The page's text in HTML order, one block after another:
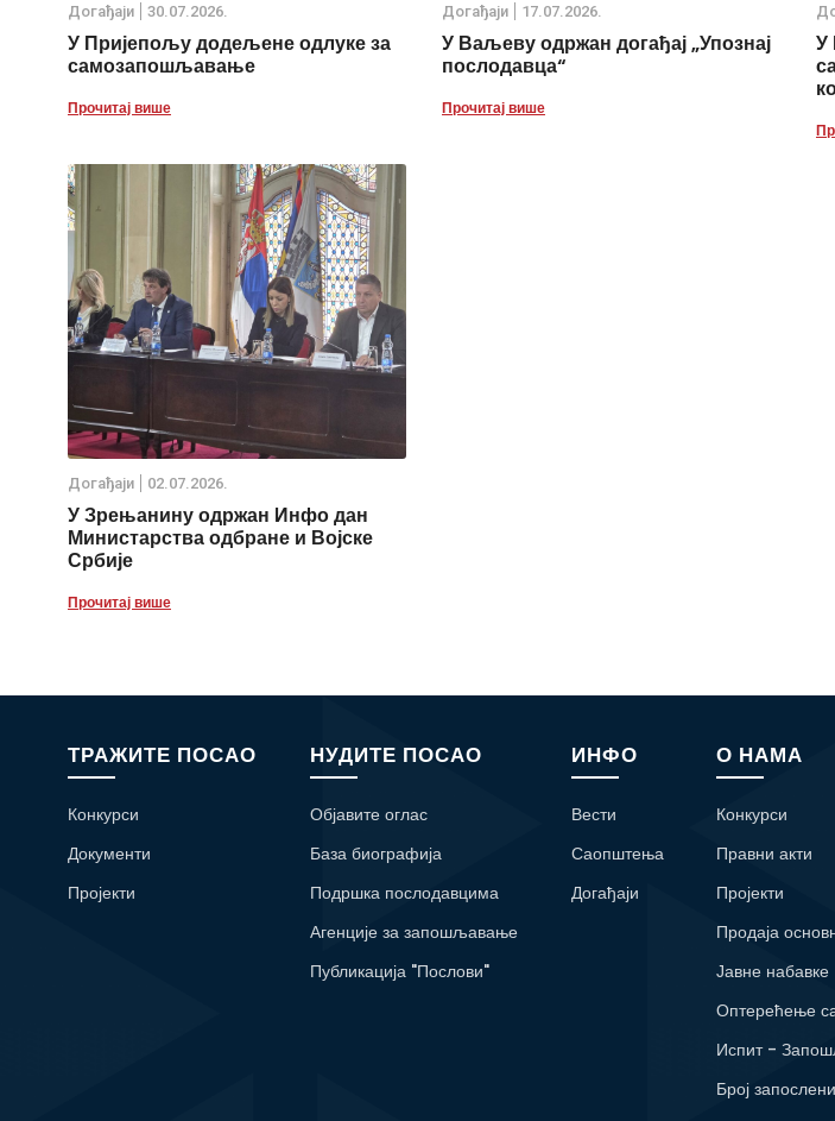
Дoгађаjи 30.07.2026.
У Пријепољу додељене одлуке за
самозапошљавање
Прочитај више
Дoгађаjи 17.07.2026.
У Ваљеву одржан догађај „Упознај
послодавца“
Прочитај више
У
Дoгађаjи 02.07.2026.
У Зрењанину одржан Инфо дан
Министарства одбране и Војске
Србије
Прочитај више
ТРАЖИТЕ ПОСАО
Конкурси
Документи
Пројекти
НУДИТЕ ПОСАО
Објавите оглас
База биографија
Подршка послодавцима
Агенције за запошљавање
Публикација "Послови"
ИНФО
Вести
Саопштења
Догађаји
О НАМА
Конкурси
Правни акти
Пројекти
Продаја
Јавне набавке
Оптерећење
Испит -
Број